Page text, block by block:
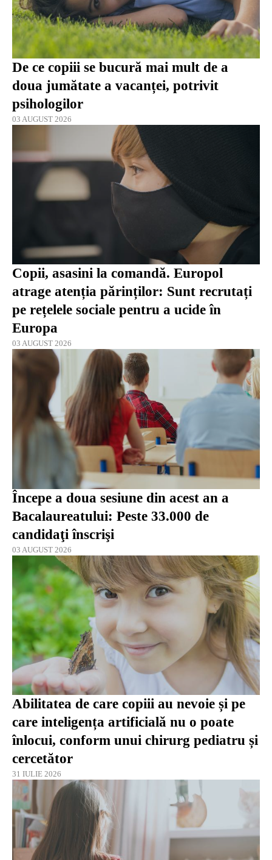
De ce copiii se bucură mai mult de a
doua jumătate a vacanței, potrivit
psihologilor
03 AUGUST 2026
Copii, asasini la comandă. Europol
atrage atenția părinților: Sunt recrutați
pe rețelele sociale pentru a ucide în
Europa
03 AUGUST 2026
Începe a doua sesiune din acest an a
Bacalaureatului: Peste 33.000 de
candidaţi înscrişi
03 AUGUST 2026
Abilitatea de care copiii au nevoie și pe
care inteligența artificială nu o poate
înlocui, conform unui chirurg pediatru și
cercetător
31 IULIE 2026